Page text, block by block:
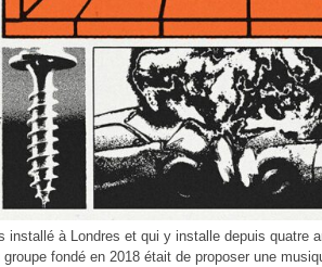
installé à Londres et qui y installe depuis quatre
groupe fondé en 2018 était de proposer une